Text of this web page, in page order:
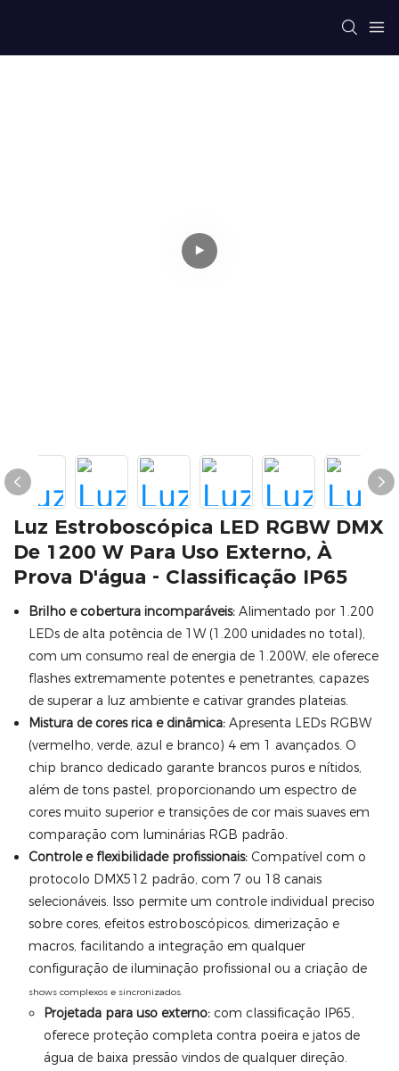
Luz Estroboscópica LED RGBW DMX
De 1200 W Para Uso Externo, À
Prova D'água - Classificação IP65
Brilho e cobertura incomparáveis:Alimentado por 1.200
LEDs de alta potência de 1W (1.200 unidades no total),
com um consumo real de energia de 1.200W, ele oferece
flashes extremamente potentes e penetrantes, capazes
de superar a luz ambiente e cativar grandes plateias.
Mistura de cores rica e dinâmica:Apresenta LEDs RGBW
(vermelho, verde, azul e branco) 4 em 1 avançados. O
chip branco dedicado garante brancos puros e nítidos,
além de tons pastel, proporcionando um espectro de
cores muito superior e transições de cor mais suaves em
comparação com luminárias RGB padrão.
Controle e flexibilidade profissionais:Compatível com o
protocolo DMX512 padrão, com 7 ou 18 canais
selecionáveis. Isso permite um controle individual preciso
sobre cores, efeitos estroboscópicos, dimerização e
macros, facilitando a integração em qualquer
configuração de iluminação profissional ou a criação de
shows complexos e sincronizados.
Projetada para uso externo:com classificação IP65,
oferece proteção completa contra poeira e jatos de
água de baixa pressão vindos de qualquer direção.